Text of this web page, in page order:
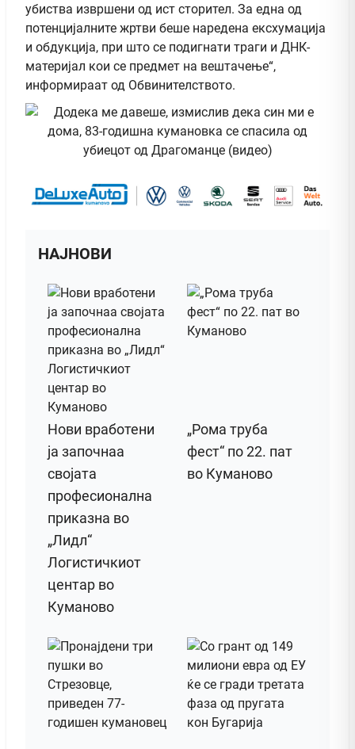
убиства извршени од ист сторител. За една од
потенцијалните жртви беше наредена ексхумација
и обдукција, при што се подигнати траги и ДНК-
материјал кои се предмет на вештачење“,
информираат од Обвинителството.
НАЈНОВИ
Нови вработени
ја започнаа
својата
професионална
приказна во
„Лидл“
Логистичкиот
центар во
Куманово
„Рома труба
фест“ по 22. пат
во Куманово